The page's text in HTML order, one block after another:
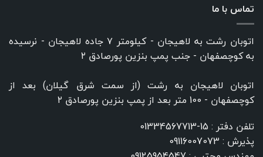
تماس با ما
اتوبان رشت به لاهیجان - کیلومتر ۷ جاده لاهیجان - نرسیده
به کوچصفهان - جنب پمپ بنزین پورصادق ۲
اتوبان لاهیجان به رشت (از سمت شرق گیلان) بعد از
کوچصفهان - 100 متر بعد از پمپ بنزین پورصادق ۲
تلفن دفتر : 15-01334567713
پذیرش : 09116007073